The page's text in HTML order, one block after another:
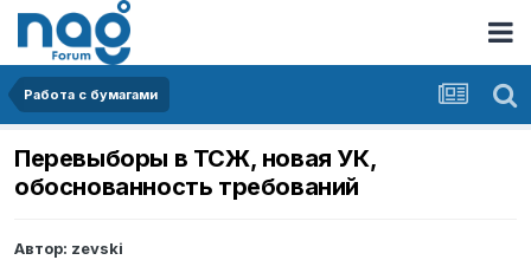
Работа с бумагами
Перевыборы в ТСЖ, новая УК,
обоснованность требований
Автор: zevski